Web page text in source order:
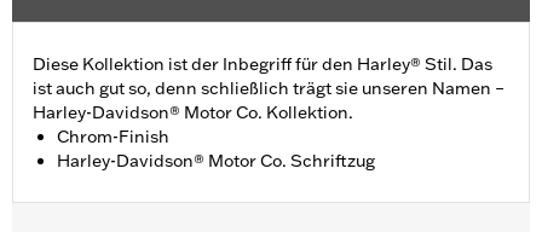
Diese Kollektion ist der Inbegriff für den Harley® Stil. Das
ist auch gut so, denn schließlich trägt sie unseren Namen –
Harley-Davidson® Motor Co. Kollektion.
Chrom-Finish
Harley-Davidson® Motor Co. Schriftzug